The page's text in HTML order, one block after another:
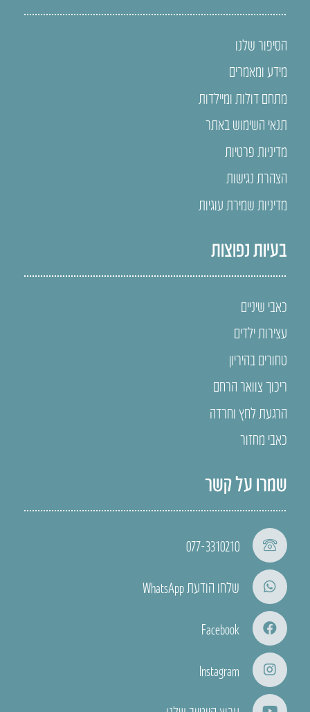
הסיפור שלנו
מידע ומאמרים
מתחם דולות ומיילדות
תנאי השימוש באתר
מדיניות פרטיות
הצהרת נגישות
מדיניות שמירת עוגיות
בעיות נפוצות
כאבי שיניים
עצירות ילדים
טחורים בהיריון
ריכוך צוואר הרחם
הרגעת לחץ וחרדה
כאבי מחזור
שמרו על קשר
077-3310210
שלחו הודעת WhatsApp
Facebook
Instagram